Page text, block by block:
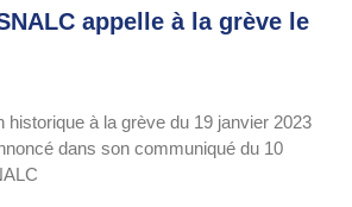
appelle à la grève le
historique à la grève du 19 janvier 2023
dans son communiqué du 10